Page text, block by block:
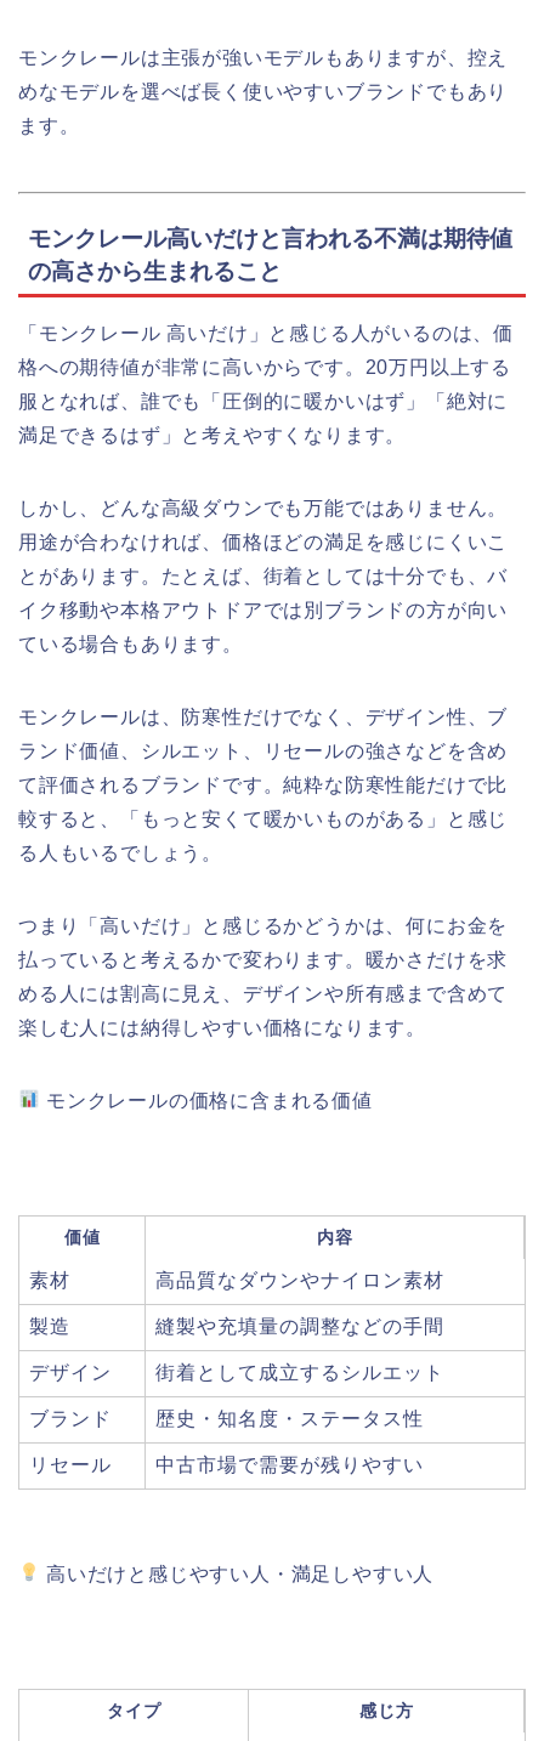
モンクレールは主張が強いモデルもありますが、控え
めなモデルを選べば長く使いやすいブランドでもあり
ます。
モンクレール高いだけと言われる不満は期待値
の高さから生まれること
「モンクレール 高いだけ」と感じる人がいるのは、価
格への期待値が非常に高いからです。20万円以上する
服となれば、誰でも「圧倒的に暖かいはず」「絶対に
満足できるはず」と考えやすくなります。
しかし、どんな高級ダウンでも万能ではありません。
用途が合わなければ、価格ほどの満足を感じにくいこ
とがあります。たとえば、街着としては十分でも、バ
イク移動や本格アウトドアでは別ブランドの方が向い
ている場合もあります。
モンクレールは、防寒性だけでなく、デザイン性、ブ
ランド価値、シルエット、リセールの強さなどを含め
て評価されるブランドです。純粋な防寒性能だけで比
較すると、「もっと安くて暖かいものがある」と感じ
る人もいるでしょう。
つまり「高いだけ」と感じるかどうかは、何にお金を
払っていると考えるかで変わります。暖かさだけを求
める人には割高に見え、デザインや所有感まで含めて
楽しむ人には納得しやすい価格になります。
モンクレールの価格に含まれる価値
価値 内容
素材 高品質なダウンやナイロン素材
製造 縫製や充填量の調整などの手間
デザイン 街着として成立するシルエット
ブランド 歴史・知名度・ステータス性
リセール 中古市場で需要が残りやすい
高いだけと感じやすい人・満足しやすい人
タイプ 感じ方